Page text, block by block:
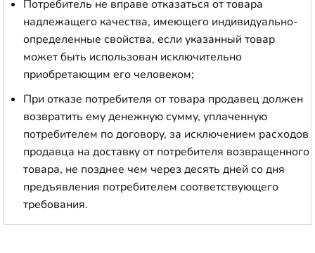
Потребитель не вправе отказаться от товара
надлежащего качества, имеющего индивидуально-
определенные свойства, если указанный товар
может быть использован исключительно
приобретающим его человеком;
При отказе потребителя от товара продавец должен
возвратить ему денежную сумму, уплаченную
потребителем по договору, за исключением расходов
продавца на доставку от потребителя возвращенного
товара, не позднее чем через десять дней со дня
предъявления потребителем соответствующего
требования.